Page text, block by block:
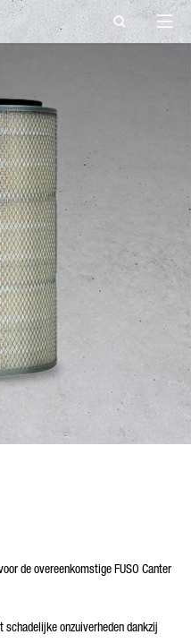
de overeenkomstige FUSO Canter
onzuiverheden dankzij